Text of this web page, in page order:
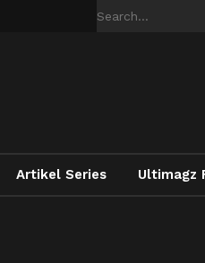
Artikel Series Ultimagz